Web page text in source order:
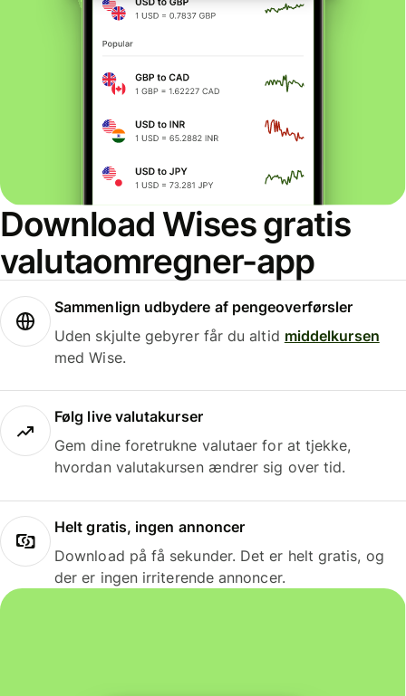
Download Wises gratis
valutaomregner-app
Sammenlign udbydere af pengeoverførsler
Uden skjulte gebyrer får du altid middelkursen
med Wise.
Følg live valutakurser
Gem dine foretrukne valutaer for at tjekke,
hvordan valutakursen ændrer sig over tid.
Helt gratis, ingen annoncer
Download på få sekunder. Det er helt gratis, og
der er ingen irriterende annoncer.